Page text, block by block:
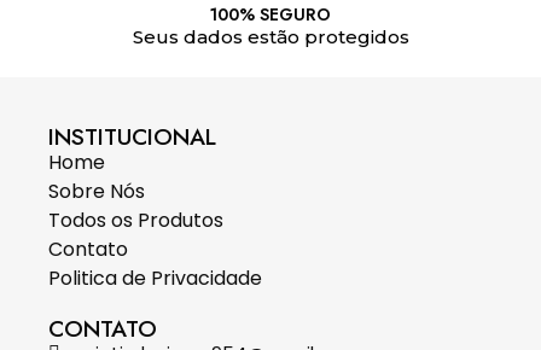
100% SEGURO
Seus dados estão protegidos
INSTITUCIONAL
Home
Sobre Nós
Todos os Produtos
Contato
Politica de Privacidade
CONTATO